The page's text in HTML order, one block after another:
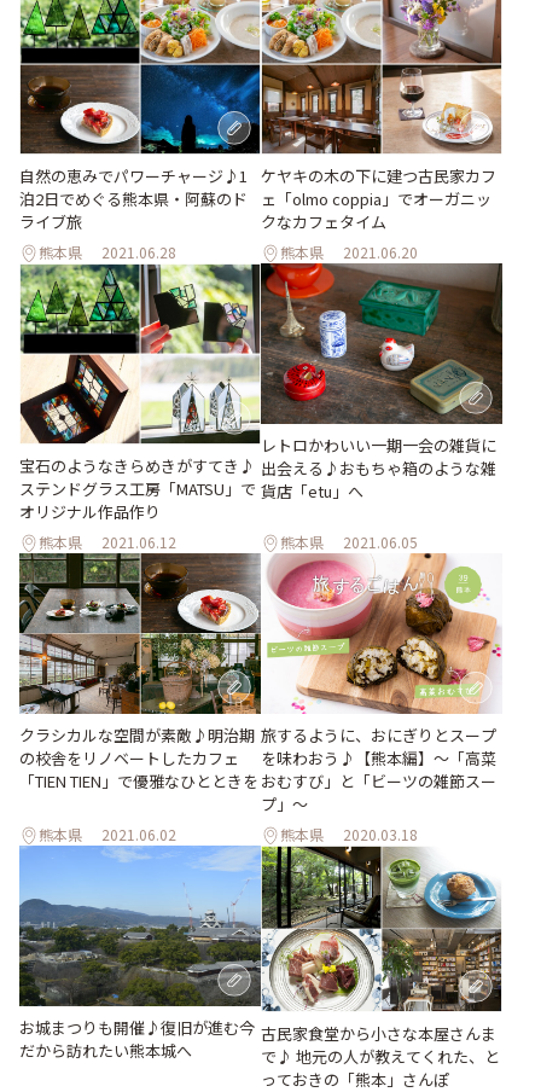
自然の恵みでパワーチャージ♪1
泊2日でめぐる熊本県・阿蘇のド
ライブ旅
熊本県 2021.06.28
ケヤキの木の下に建つ古民家カフ
ェ「olmo coppia」でオーガニッ
クなカフェタイム
熊本県 2021.06.20
宝石のようなきらめきがすてき♪
ステンドグラス工房「MATSU」で
オリジナル作品作り
熊本県 2021.06.12
レトロかわいい一期一会の雑貨に
出会える♪おもちゃ箱のような雑
貨店「etu」へ
熊本県 2021.06.05
クラシカルな空間が素敵♪明治期
の校舎をリノベートしたカフェ
「TIEN TIEN」で優雅なひとときを
熊本県 2021.06.02
旅するように、おにぎりとスープ
を味わおう♪【熊本編】〜「高菜
おむすび」と「ビーツの雑節スー
プ」〜
熊本県 2020.03.18
お城まつりも開催♪復旧が進む今
だから訪れたい熊本城へ
古民家食堂から小さな本屋さんま
で♪ 地元の人が教えてくれた、と
っておきの「熊本」さんぽ